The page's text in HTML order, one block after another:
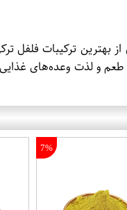
بهترین ترکیبات فلفل
و لذت وعده‌های
7%